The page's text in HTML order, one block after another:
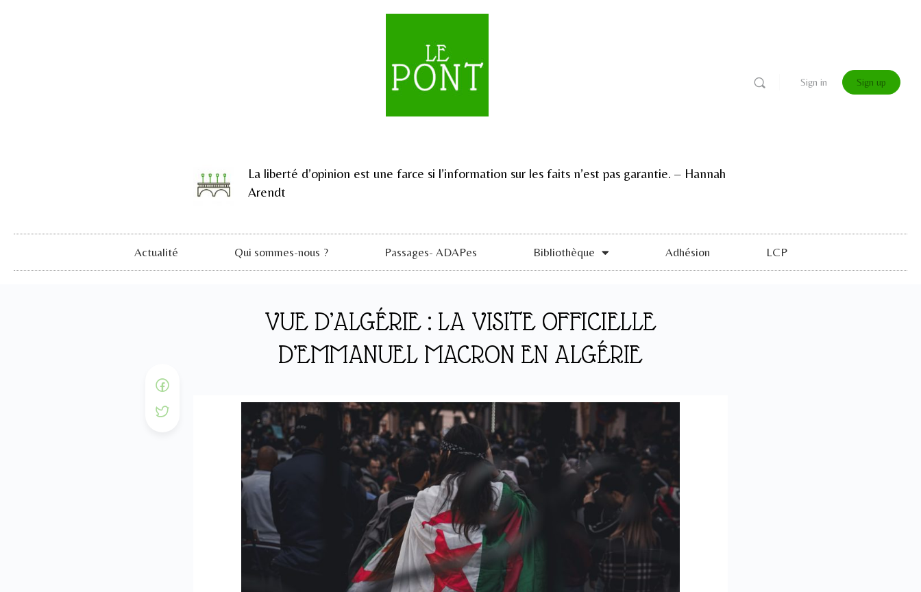
Sign in Sign up
La liberté d’opinion est une farce si l’information sur les faits n’est pas garantie. – Hannah
Arendt
Actualité Qui sommes-nous ? Passages- ADAPes Bibliothèque Adhésion LCP
VUE D’ALGÉRIE : LA VISITE OFFICIELLE
D’EMMANUEL MACRON EN ALGÉRIE